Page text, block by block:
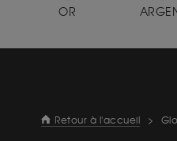
OR
Retour à l'accueil >